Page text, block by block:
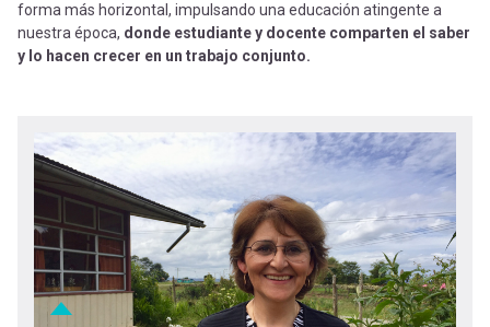
forma más horizontal, impulsando una educación atingente a
nuestra época, donde estudiante y docente comparten el saber
y lo hacen crecer en un trabajo conjunto.